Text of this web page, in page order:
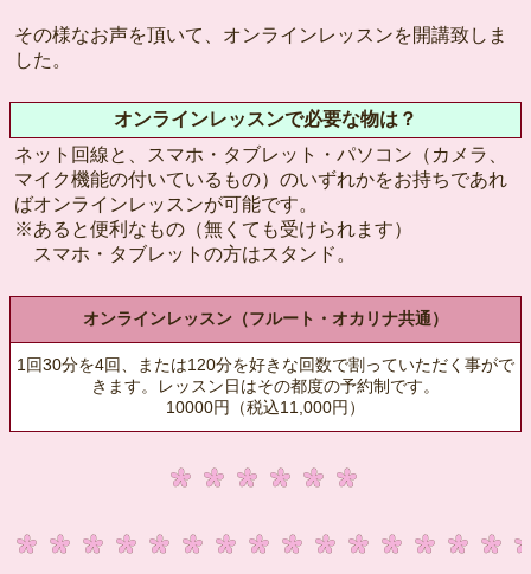
その様なお声を頂いて、オンラインレッスンを開講致しま
した。
オンラインレッスンで必要な物は？
ネット回線と、スマホ・タブレット・パソコン（カメラ、
マイク機能の付いているもの）のいずれかをお持ちであれ
ばオンラインレッスンが可能です。
※あると便利なもの（無くても受けられます）
スマホ・タブレットの方はスタンド。
オンラインレッスン（フルート・オカリナ共通）
1回30分を4回、または120分を好きな回数で割っていただく事がで
きます。レッスン日はその都度の予約制です。
10000円（税込11,000円）